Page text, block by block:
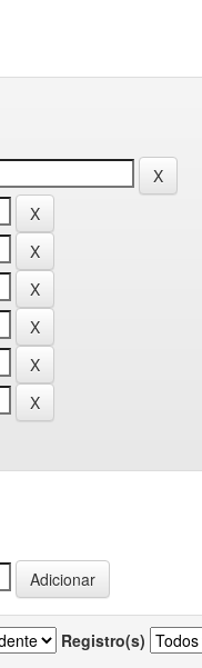
Registro(s)